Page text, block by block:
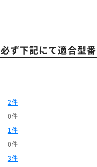
ず下記にて適合型
2件
0件
1件
0件
3件